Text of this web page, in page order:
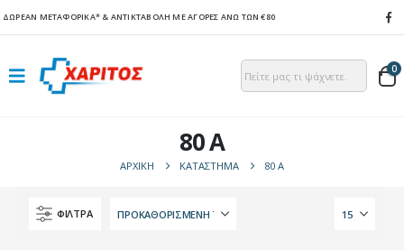
ΔΩΡΕΑΝ ΜΕΤΑΦΟΡΙΚΑ* & ΑΝΤΙΚΤΑΒΟΛΗ ΜΕ ΑΓΟΡΕΣ ΑΝΩ ΤΩΝ €80
0
80 A
ΑΡΧΙΚΉ ΚΑΤΆΣΤΗΜΑ 80 A
ΦΙΛΤΡΑ